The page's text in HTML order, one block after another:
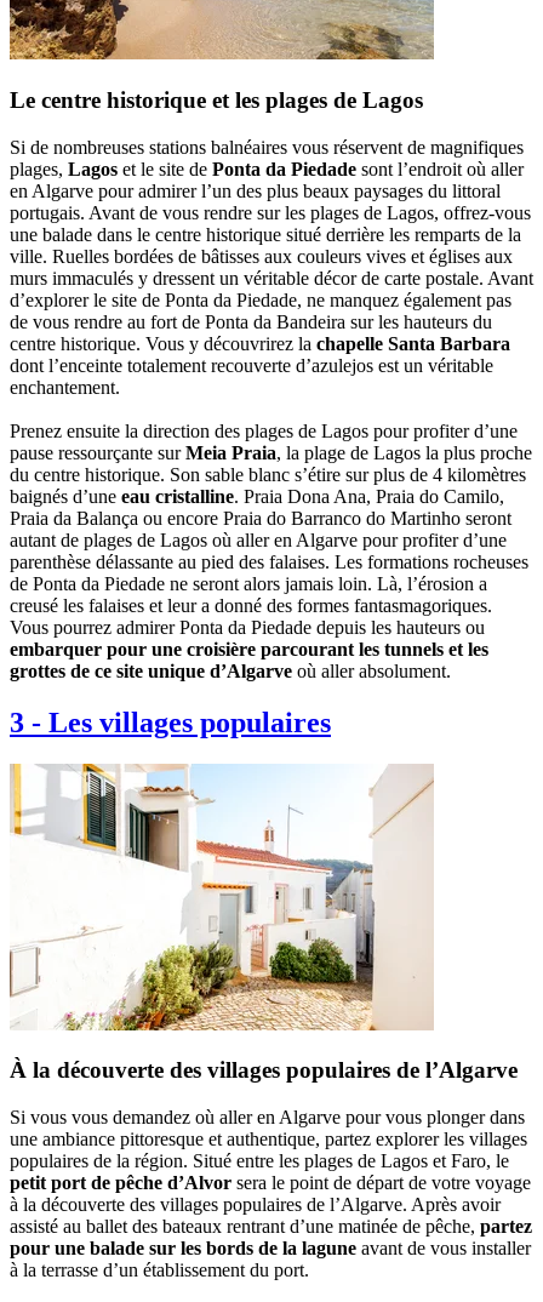
Le centre historique et les plages de Lagos
Si de nombreuses stations balnéaires vous réservent de magnifiques
plages, Lagos et le site de Ponta da Piedade sont l’endroit où aller
en Algarve pour admirer l’un des plus beaux paysages du littoral
portugais. Avant de vous rendre sur les plages de Lagos, offrez-vous
une balade dans le centre historique situé derrière les remparts de la
ville. Ruelles bordées de bâtisses aux couleurs vives et églises aux
murs immaculés y dressent un véritable décor de carte postale. Avant
d’explorer le site de Ponta da Piedade, ne manquez également pas
de vous rendre au fort de Ponta da Bandeira sur les hauteurs du
centre historique. Vous y découvrirez la chapelle Santa Barbara
dont l’enceinte totalement recouverte d’azulejos est un véritable
enchantement.
Prenez ensuite la direction des plages de Lagos pour profiter d’une
pause ressourçante surMeia Praia, la plage de Lagos la plus proche
du centre historique. Son sable blanc s’étire sur plus de 4 kilomètres
baignés d’une eau cristalline. Praia Dona Ana, Praia do Camilo,
Praia da Balança ou encore Praia do Barranco do Martinho seront
autant de plages de Lagos où aller en Algarve pour profiter d’une
parenthèse délassante au pied des falaises. Les formations rocheuses
de Ponta da Piedade ne seront alors jamais loin. Là, l’érosion a
creusé les falaises et leur a donné des formes fantasmagoriques.
Vous pourrez admirer Ponta da Piedade depuis les hauteurs ou
embarquer pour une croisière parcourant les tunnels et les
grottes de ce site unique d’Algarve où aller absolument.
3 - Les villages populaires
À la découverte des villages populaires de l’Algarve
Si vous vous demandez où aller en Algarve pour vous plonger dans
une ambiance pittoresque et authentique, partez explorer les villages
populaires de la région. Situé entre les plages de Lagos et Faro, le
petit port de pêche d’Alvor sera le point de départ de votre voyage
à la découverte des villages populaires de l’Algarve. Après avoir
assisté au ballet des bateaux rentrant d’une matinée de pêche, partez
pour une balade sur les bords de la lagune avant de vous installer
à la terrasse d’un établissement du port.